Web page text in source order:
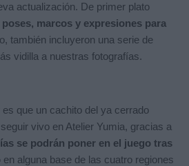
actualización. De primer plato
poses, marcos y expresiones para
también incluyeron una serie de
vidilla a nuestras fotografías.
que un cachito del ya cerrado
vivo en Atelier Yumia, gracias a
se podrán poner en el juego tras
en alguna base de las cuatro regiones